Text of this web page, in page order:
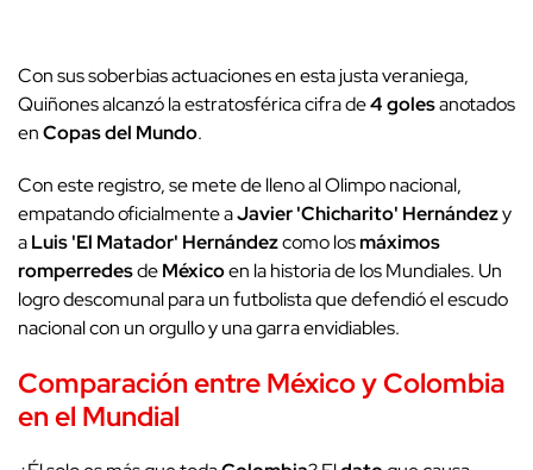
Con sus soberbias actuaciones en esta justa veraniega,
Quiñones alcanzó la estratosférica cifra de4 golesanotados
enCopas del Mundo.
Con este registro, se mete de lleno al Olimpo nacional,
empatando oficialmente aJavier 'Chicharito' Hernándezy
aLuis 'El Matador' Hernándezcomo losmáximos
romperredesdeMéxicoen la historia de los Mundiales. Un
logro descomunal para un futbolista que defendió el escudo
nacional con un orgullo y una garra envidiables.
Comparación entre México y Colombia
en el Mundial